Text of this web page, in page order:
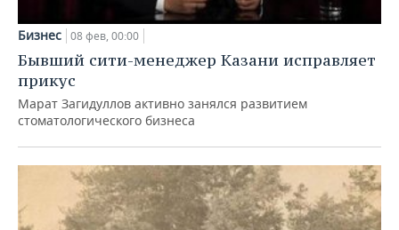
Бизнес 08 фев, 00:00
Бывший сити-менеджер Казани исправляет
прикус
Марат Загидуллов активно занялся развитием
стоматологического бизнеса